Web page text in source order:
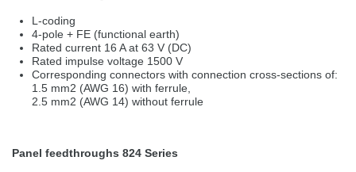
L-coding
4-pole + FE (functional earth)
Rated current 16 A at 63 V (DC)
Rated impulse voltage 1500 V
Corresponding connectors with connection cross-sections of:
1.5 mm2 (AWG 16) with ferrule,
2.5 mm2 (AWG 14) without ferrule
Panel feedthroughs 824 Series